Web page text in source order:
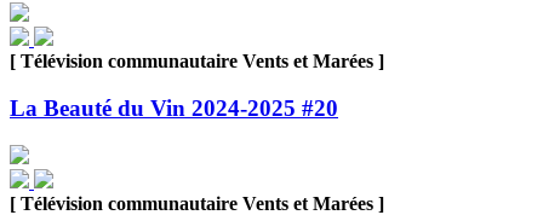
[ Télévision communautaire Vents et Marées ]
La Beauté du Vin 2024-2025 #20
[ Télévision communautaire Vents et Marées ]